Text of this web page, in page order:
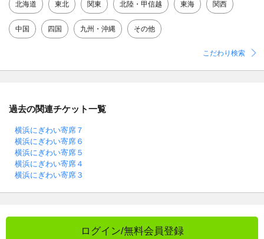
北海道 東北 関東 北陸・甲信越 東海 関西
中国 四国 九州・沖縄 その他
こだわり検索
過去の関連チケット一覧
横浜にぎわい寄席７
横浜にぎわい寄席６
横浜にぎわい寄席５
横浜にぎわい寄席４
横浜にぎわい寄席３
ログイン/無料会員登録